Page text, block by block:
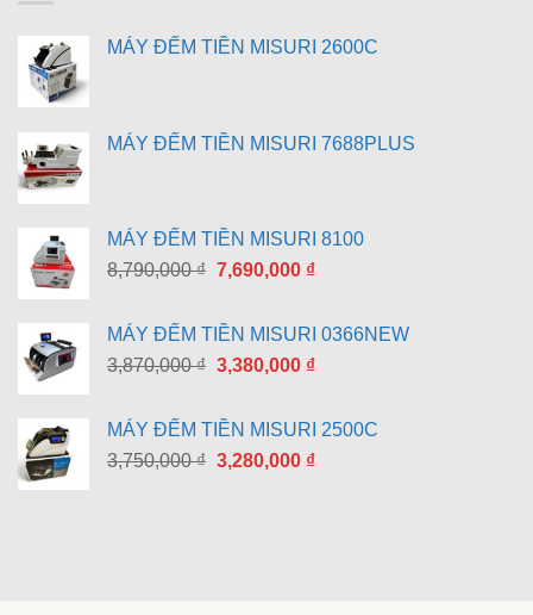
MÁY ĐẾM TIỀN MISURI 2600C
MÁY ĐẾM TIỀN MISURI 7688PLUS
MÁY ĐẾM TIỀN MISURI 8100
8,790,000₫ Giá
là:
8,790,000 ₫.
7,690,000 ₫Giá
là:
7,690,000 ₫.
MÁY ĐẾM TIỀN MISURI 0366NEW
3,870,000₫ Giá
là:
3,870,000 ₫.
3,380,000 ₫Giá
là:
3,380,000 ₫.
MÁY ĐẾM TIỀN MISURI 2500C
3,750,000₫ Giá
3,280,000 ₫Giá